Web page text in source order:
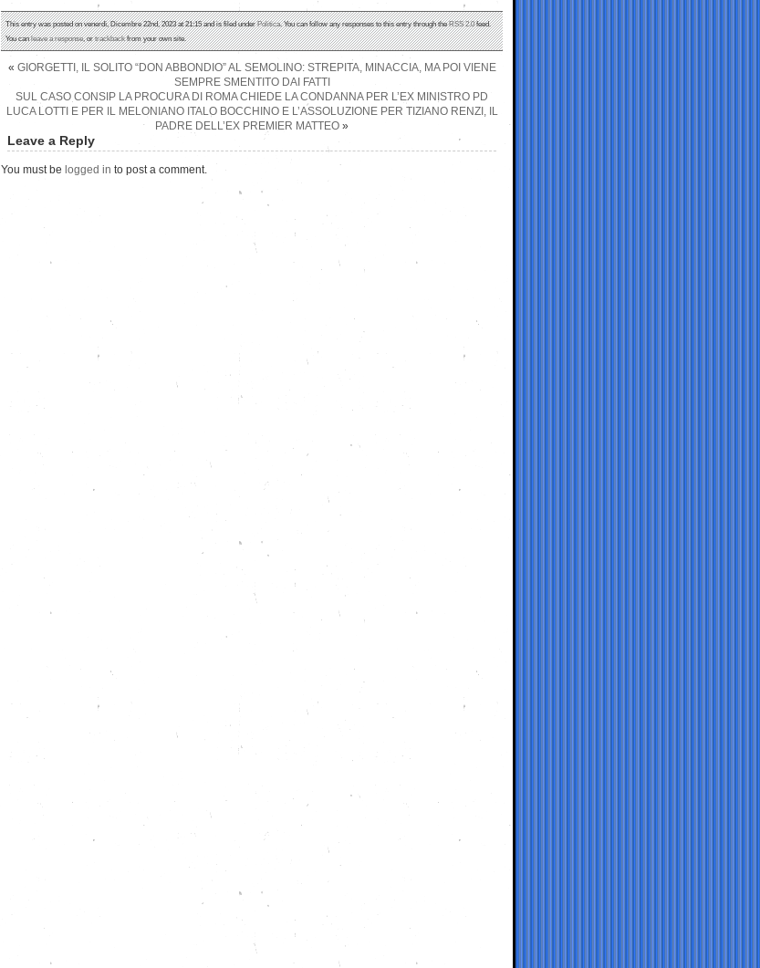
This entry was posted on venerdì, Dicembre 22nd, 2023 at 21:15 and is filed underPolitica. You can follow any responses to this entry through theRSS 2.0feed.
You canleave a response, ortrackbackfrom your own site.
« GIORGETTI, IL SOLITO “DON ABBONDIO” AL SEMOLINO: STREPITA, MINACCIA, MA POI VIENE
SEMPRE SMENTITO DAI FATTI
SUL CASO CONSIP LA PROCURA DI ROMA CHIEDE LA CONDANNA PER L’EX MINISTRO PD
LUCA LOTTI E PER IL MELONIANO ITALO BOCCHINO E L’ASSOLUZIONE PER TIZIANO RENZI, IL
PADRE DELL’EX PREMIER MATTEO »
Leave a Reply
You must be logged in to post a comment.